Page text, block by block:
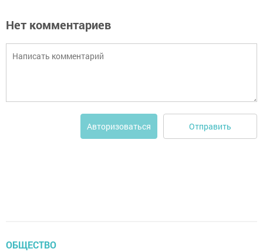
Нет комментариев
Авторизоваться Отправить
ОБЩЕСТВО